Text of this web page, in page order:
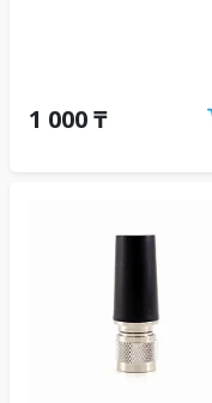
1 000 ₸